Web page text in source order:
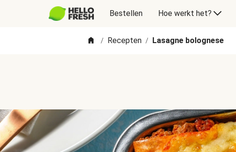
Bestellen Hoe werkt het?
/ Recepten / Lasagne bolognese